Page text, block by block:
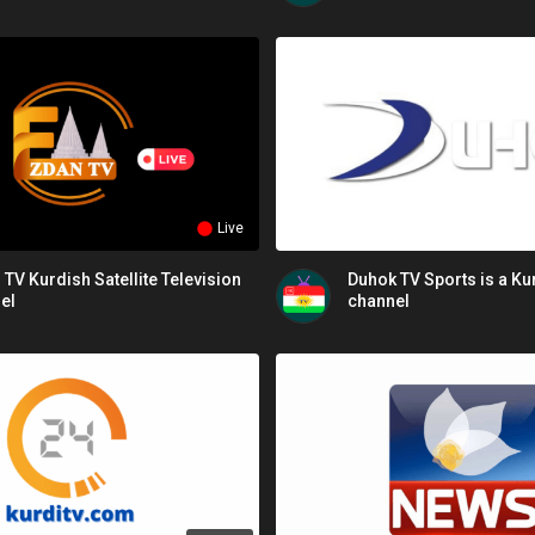
Live
Television
Duhok TV Sports is a
channel